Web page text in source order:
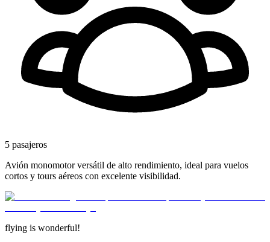
5 pasajeros
Avión monomotor versátil de alto rendimiento, ideal para vuelos
cortos y tours aéreos con excelente visibilidad.
flying is wonderful!